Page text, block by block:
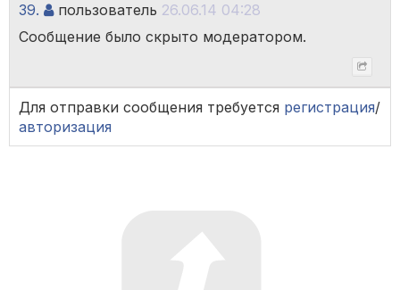
39. пользователь 26.06.14 04:28
Сообщение было скрыто модератором.
Для отправки сообщения требуется регистрация/
авторизация